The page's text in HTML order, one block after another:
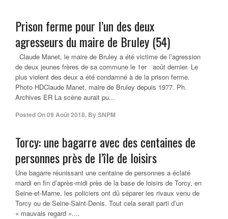
Prison ferme pour l’un des deux
agresseurs du maire de Bruley (54)
Claude Manet, le maire de Bruley a été victime de l’agression
de deux jeunes frères de sa commune le 1er août dernier. Le
plus violent des deux a été condamné à de la prison ferme.
Photo HDClaude Manet, maire de Bruley depuis 1977. Ph.
Archives ER La scène aurait pu...
Posted On09 Août 2018, BySNPM
Torcy: une bagarre avec des centaines de
personnes près de l’île de loisirs
Une bagarre réunissant une centaine de personnes a éclaté
mardi en fin d’après-midi près de la base de loisirs de Torcy, en
Seine-et-Marne. les policiers ont dû séparer les rivaux venu de
Torcy ou de Seine-Saint-Denis. Tout cela serait parti d’un
« mauvais regard »....